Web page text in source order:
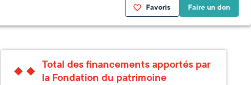
Favoris Faire un don
Total des financements apportés par
la Fondation du patrimoine